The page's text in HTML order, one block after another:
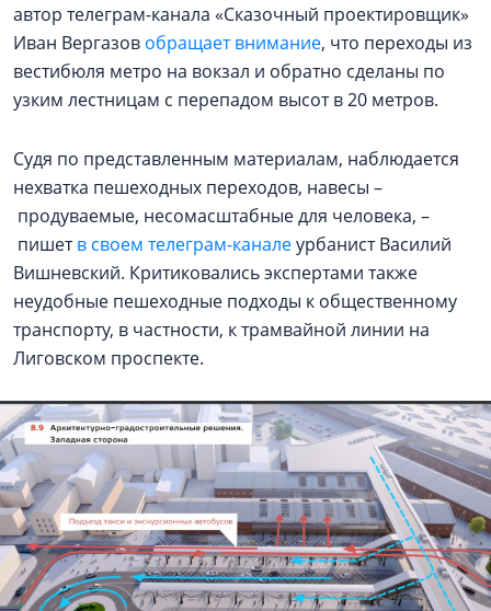
автор телеграм-канала «Сказочный проектировщик»
Иван Вергазов обращает внимание, что переходы из
вестибюля метро на вокзал и обратно сделаны по
узким лестницам с перепадом высот в 20 метров.
Судя по представленным материалам, наблюдается
нехватка пешеходных переходов, навесы –
продуваемые, несомасштабные для человека, –
пишетв своем телеграм-каналеурбанист Василий
Вишневский. Критиковались экспертами также
неудобные пешеходные подходы к общественному
транспорту, в частности, к трамвайной линии на
Лиговском проспекте.